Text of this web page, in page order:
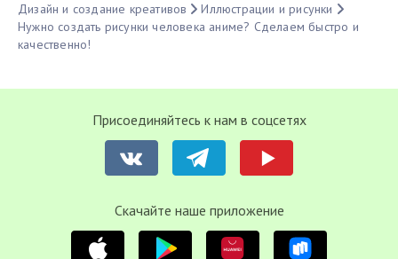
Дизайн и создание креативов
Иллюстрации и рисунки
Нужно создать рисунки человека аниме? Сделаем быстро и
качественно!
Присоединяйтесь к нам в соцсетях
Cкачайте наше приложение